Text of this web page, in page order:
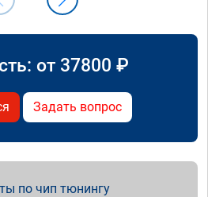
от 37800 ₽
Задать вопрос
по чип тюнингу